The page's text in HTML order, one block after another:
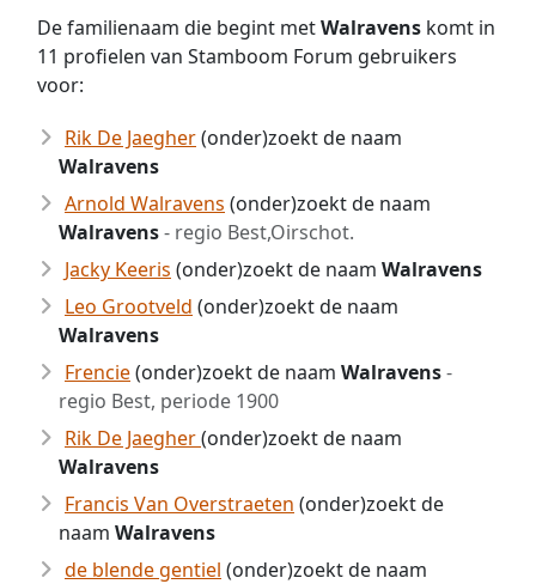
De familienaam die begint metWalravens komt in
11 profielen van Stamboom Forum gebruikers
voor:
Rik De Jaegher(onder)zoekt de naam
Walravens
Arnold Walravens (onder)zoekt de naam
Walravens- regio Best,Oirschot.
Jacky Keeris (onder)zoekt de naam Walravens
Leo Grootveld (onder)zoekt de naam
Walravens
Frencie(onder)zoekt de naam Walravens-
regio Best, periode 1900
Rik De Jaegher(onder)zoekt de naam
Walravens
Francis Van Overstraeten (onder)zoekt de
naam Walravens
de blende gentiel (onder)zoekt de naam